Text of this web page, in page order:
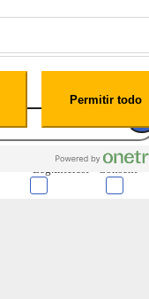
Consent
Leg.Interest
Permitir todo